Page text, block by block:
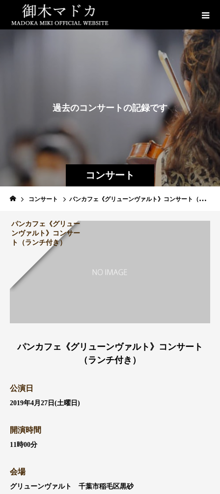
コンサート
過去のコ ンサー トの記録です
コンサート パンカフェ《グリューンヴァルト》コンサート（ランチ付き）
パンカフェ《グリュー
ンヴァルト》コンサー
ト（ランチ付き）
パンカフェ《グリューンヴァルト》コンサート
（ランチ付き）
公演日
2019年4月27日(土曜日)
開演時間
11時00分
会場
グリューンヴァルト 千葉市稲毛区黒砂